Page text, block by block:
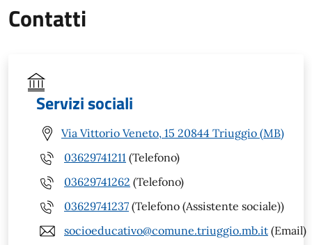
Contatti
Servizi sociali
Via Vittorio Veneto, 15 20844 Triuggio (MB)
03629741211 (Telefono)
03629741262 (Telefono)
03629741237 (Telefono (Assistente sociale))
socioeducativo@comune.triuggio.mb.it (Email)